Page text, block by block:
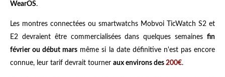
WearOS.
Les montres connectées ou smartwatchs Mobvoi TicWatch S2 et
E2 devraient être commercialisées dans quelques semaines fin
février ou début mars même si la date définitive n'est pas encore
connue, leur tarif devrait tourner aux environs des 200€.